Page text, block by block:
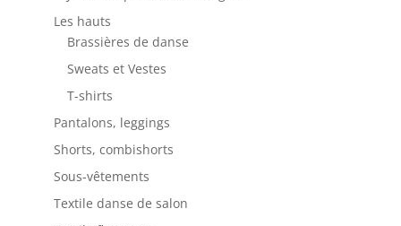
Les hauts
Brassières de danse
Sweats et Vestes
T-shirts
Pantalons, leggings
Shorts, combishorts
Sous-vêtements
Textile danse de salon